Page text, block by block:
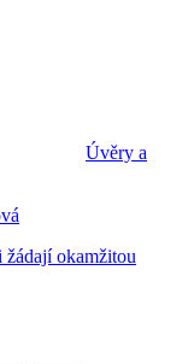
Úvěry a
žádají okamžitou